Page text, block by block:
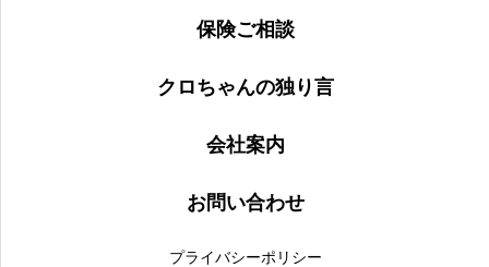
保険ご相談
クロちゃんの独り言
会社案内
お問い合わせ
プライバシーポリシー